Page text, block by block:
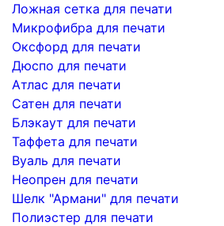
Ложная сетка для печати
Микрофибра для печати
Оксфорд для печати
Дюспо для печати
Атлас для печати
Сатен для печати
Блэкаут для печати
Таффета для печати
Вуаль для печати
Неопрен для печати
Шелк "Армани" для печати
Полиэстер для печати